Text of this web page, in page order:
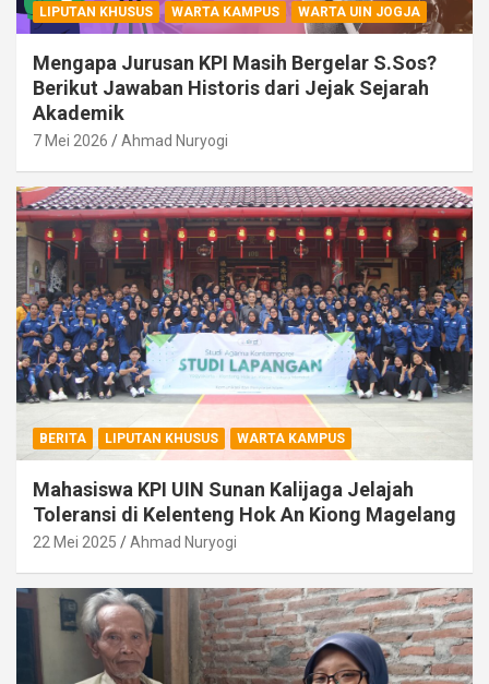
LIPUTAN KHUSUS WARTA KAMPUS WARTA UIN JOGJA
Mengapa Jurusan KPI Masih Bergelar S.Sos?
Berikut Jawaban Historis dari Jejak Sejarah
Akademik
7 Mei 2026 Ahmad Nuryogi
BERITA LIPUTAN KHUSUS WARTA KAMPUS
Mahasiswa KPI UIN Sunan Kalijaga Jelajah
Toleransi di Kelenteng Hok An Kiong Magelang
22 Mei 2025 Ahmad Nuryogi